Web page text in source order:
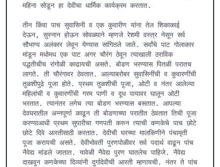
महिना सोडून हा देवीचा धार्मिक कार्यक्रम करतात.
तीन किंवा पाच सुवासिनी व एक कुवारीण यांना तेल शिकाकाई
देऊन, सुस्नान होऊन सोवळ्याने म्हणजे रेशमी वस्त्र नेसून सर्व
सौभाग्य अलंकार लेवून येण्यास सांगितले जाते. सर्वांचे पाट गोलाकार
मांडून मधोमध एक पाट अगर चौरंग ठेवून त्याखाली ठराविक
पद्धतीचीच रांगोळी काढायची असते. बोडण भरण्यास पितळी परातच
लागते. ती चौरंगावर ठेवतात. आल्याबरोबर सुवासिनींची व कुवारणींची
तुळशीपुढे पूजा होते. प्रथम तुळशीची पूजा, ओटी व नंतर आलेल्या
महिलांची व कुवारणींची गरम पाणी व दूध पायावर घालून ओटी
भरतात. त्यानंतर लगेच त्या बोडण भरण्यास बसतात. आपल्या
देवघरातील अन्नपूर्णा काढून ती बोडणाच्या परातीत ठेवतात तिची पूजा
करण्याआधी प्रथम सुपारीचा गणपती करुन त्याची कणकेचे पाच छोटे
छोटे दिवे आरतीसाठी करतात. देवीची घरच्या मालकिणीने पंचामृती
पूजा करायची असते. देवीभोवती पुरणपोळीवर सर्व पदार्थ वाढून पांच
नैवेद्य मांडले जातात. यावेळी नैवेद्य पुरण घातलेच पाहिजे. नैवेद्य
दाखवून कणकेच्या दिव्यांनी दुर्गादेवीची आरती म्हणायची. नंतर ते पांच